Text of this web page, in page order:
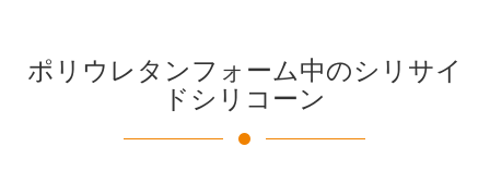
ポリウレタンフォーム中のシリサイ
ドシリコーン